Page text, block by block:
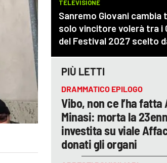
PIÙ LETTI
DRAMMATICO EPILOGO
Vibo, non ce l’ha fatta
Minasi: morta la
investita su viale
donati gli organi